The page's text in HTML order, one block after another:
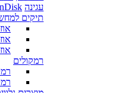
עגינה
תיקים
רמקולים